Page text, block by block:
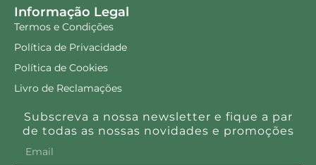
Informação Legal
Termos e Condições
Política de Privacidade
Política de Cookies
Livro de Reclamações
Subscreva a nossa newsletter e fique a par
de todas as nossas novidades e promoções